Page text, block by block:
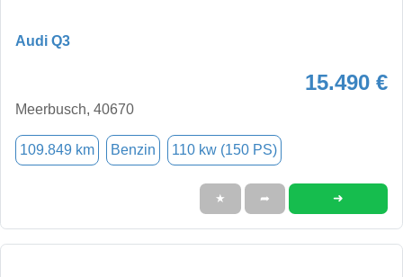
Audi Q3
15.490 €
Meerbusch, 40670
109.849 km Benzin 110 kw (150 PS)
★ ➦ ➜